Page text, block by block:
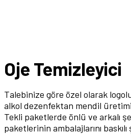
Oje Temizleyici
Talebinize göre özel olarak
alkol dezenfektan mendil
Tekli paketlerde önlü ve arkalı
paketlerinin ambalajlarını